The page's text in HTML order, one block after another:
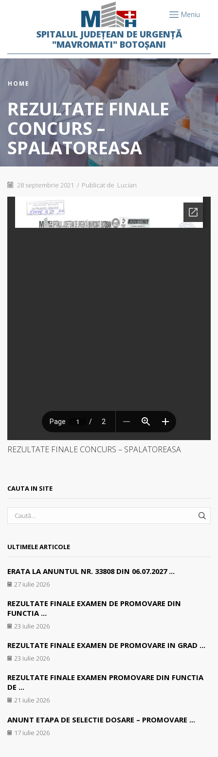
Meniu
SPITALUL JUDEȚEAN DE URGENȚĂ
"MAVROMATI" BOTOȘANI
HOME
REZULTATE FINALE
CONCURS –
SPALATOREASA
28 septembrie 2021 / Publicat de Lucian
REZULTATE FINALE CONCURS – SPALATOREASA
CAUTA IN SITE
ULTIMELE ARTICOLE
ERATA LA ANUNTUL NR. 33808 DIN 06.07.2027 ...
27 iulie 2026
REZULTATE FINALE EXAMEN DE PROMOVARE DIN
FUNCTIA ...
23 iulie 2026
REZULTATE FINALE EXAMEN DE PROMOVARE IN GRAD ...
23 iulie 2026
REZULTATE FINALE EXAMEN PROMOVARE DIN FUNCTIA
DE ...
21 iulie 2026
ANUNT ETAPA DE SELECTIE DOSARE – PROMOVARE ...
17 iulie 2026